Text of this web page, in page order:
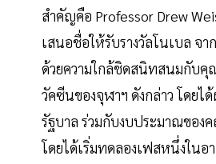
สำคัญคือ Professor Drew
เสนอชื่อให้รับรางวัลโนเบล จ
ด้วยความใกล้ชิดสนิทสนมกับคุ
วัคซีนของจุฬาฯ ดังกล่าว โดย
รัฐบาล ร่วมกับงบประมาณของ
โดยได้เริ่มทดลองเฟสหนึ่งใน